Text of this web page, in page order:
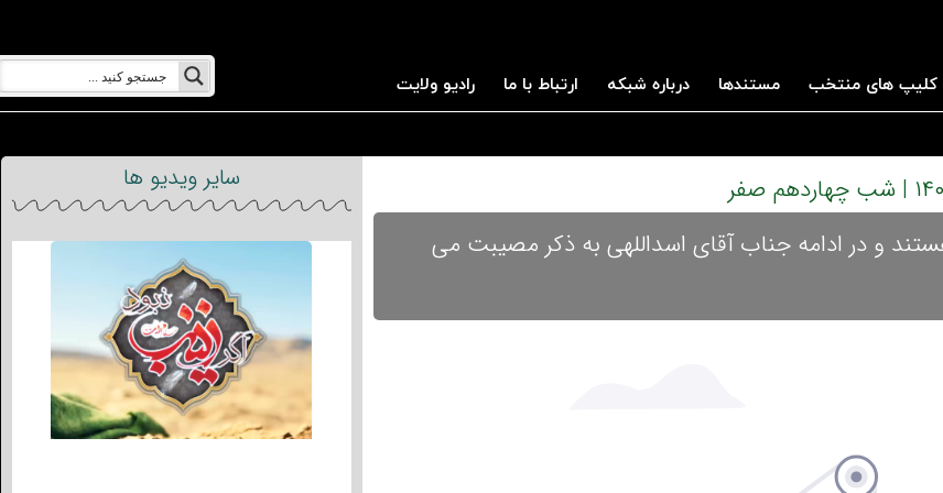
کلیپ های منتخب مستندها درباره شبکه ارتباط با ما رادیو ولایت
و در ادامه جناب آقای اسداللهی به ذکر مصیبت می
سایر ویدیو ها